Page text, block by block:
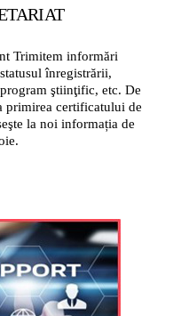
Trimitem informări
înregistrării,
ştiinţific, etc. De
primirea certificatului de
la noi informația de